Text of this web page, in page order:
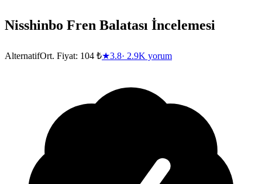
Nisshinbo Fren Balatası İncelemesi
AlternatifOrt. Fiyat: 104 ₺★3.8· 2.9K yorum